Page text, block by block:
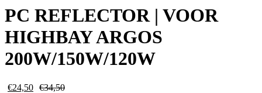
PC REFLECTOR | VOOR
HIGHBAY ARGOS
200W/150W/120W
€24,50 €34,50